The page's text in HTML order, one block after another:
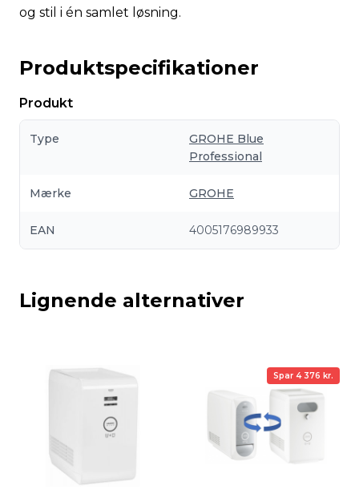
og stil i én samlet løsning.
Produktspecifikationer
Produkt
Type
GROHE Blue
Professional
Mærke GROHE
EAN 4005176989933
Lignende alternativer
Spar 4 376 kr.